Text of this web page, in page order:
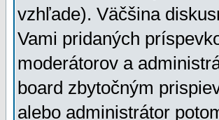
vzhľade). Väčšina
Vami pridaných
moderátorov a
board zbytočným
alebo administrátor